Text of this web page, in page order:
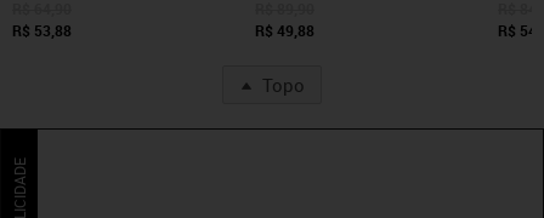
R$ 53,88
R$ 49,88
R$
Topo